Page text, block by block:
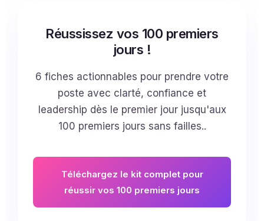
Réussissez vos 100 premiers
jours !
6 fiches actionnables pour prendre votre
poste avec clarté, confiance et
leadership dès le premier jour jusqu'aux
100 premiers jours sans failles..
Téléchargez le kit complet pour
réussir vos 100 premiers jours